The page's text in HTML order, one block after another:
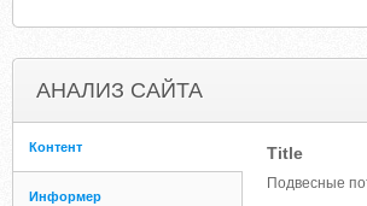
АНАЛИЗ САЙТА
Контент
Информер
Title
Подвесные